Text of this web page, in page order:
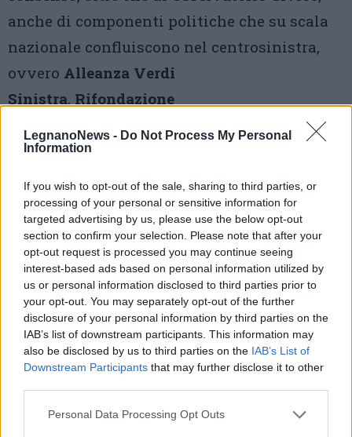
LegnanoNews - Do Not Process My Personal
Information
If you wish to opt-out of the sale, sharing to third parties, or
processing of your personal or sensitive information for
targeted advertising by us, please use the below opt-out
section to confirm your selection. Please note that after your
opt-out request is processed you may continue seeing
interest-based ads based on personal information utilized by
us or personal information disclosed to third parties prior to
your opt-out. You may separately opt-out of the further
disclosure of your personal information by third parties on the
IAB’s list of downstream participants. This information may
also be disclosed by us to third parties on the IAB’s List of
Downstream Participants that may further disclose it to other
Personal Data Processing Opt Outs
anche di componenti politiche che su scala
nazionale confluiscono nel centrosinistra,
ovvero Alleanza Verdi
Sinistra, Rifondazione
alle urne avrà dalla sua Fratelli d’Italia,
Forza Italia e Legae la neonata
civicaLegnano Ideale, oltre all’appoggio di
Noi Moderati e Alternativa Popolare.
Rispetto a cinque anni fa, però, non ci sarà la
Lista Toia Sindaco:Carolina Toia, infatti, ha
scelto la candidatura indipendente, con
l’omonima civica come unica lista a suo
sostegno nonostante i consensi arrivati dal
neonato comitato di Legnano di Futuro